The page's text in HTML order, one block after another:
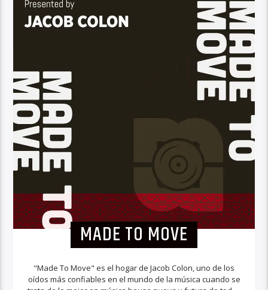
MADE TO MOVE
"Made To Move" es el hogar de Jacob Colon, uno de los
oídos más confiables en el mundo de la música cuando se